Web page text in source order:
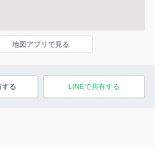
地図アプリで見る
する LINEで共有する